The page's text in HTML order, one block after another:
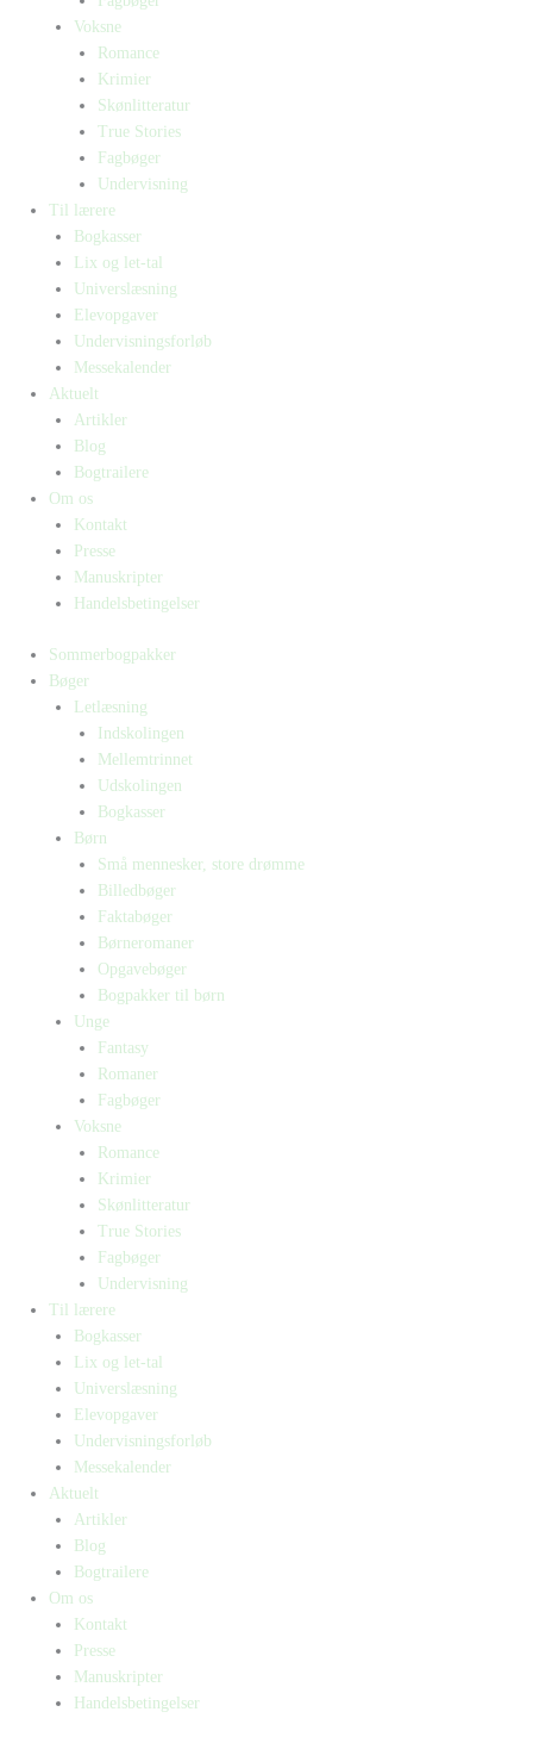
Voksne
Romance
Krimier
Skønlitteratur
True Stories
Fagbøger
Undervisning
Til lærere
Bogkasser
Lix og let-tal
Universlæsning
Elevopgaver
Undervisningsforløb
Messekalender
Aktuelt
Artikler
Blog
Bogtrailere
Om os
Kontakt
Presse
Manuskripter
Handelsbetingelser
Sommerbogpakker
Bøger
Letlæsning
Indskolingen
Mellemtrinnet
Udskolingen
Bogkasser
Børn
Små mennesker, store drømme
Billedbøger
Faktabøger
Børneromaner
Opgavebøger
Bogpakker til børn
Unge
Fantasy
Romaner
Fagbøger
Voksne
Romance
Krimier
Skønlitteratur
True Stories
Fagbøger
Undervisning
Til lærere
Bogkasser
Lix og let-tal
Universlæsning
Elevopgaver
Undervisningsforløb
Messekalender
Aktuelt
Artikler
Blog
Bogtrailere
Om os
Kontakt
Presse
Manuskripter
Handelsbetingelser